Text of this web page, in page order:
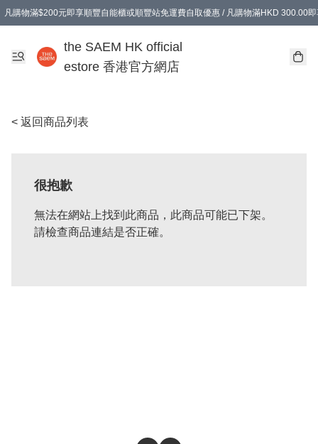
凡購物滿$200元即享順豐自能櫃或順豐站免運費自取優惠 / 凡購物滿HKD 300.00
the SAEM HK official
estore 香港官方網店
< 返回商品列表
很抱歉
無法在網站上找到此商品，此商品可能已下架。
請檢查商品連結是否正確。